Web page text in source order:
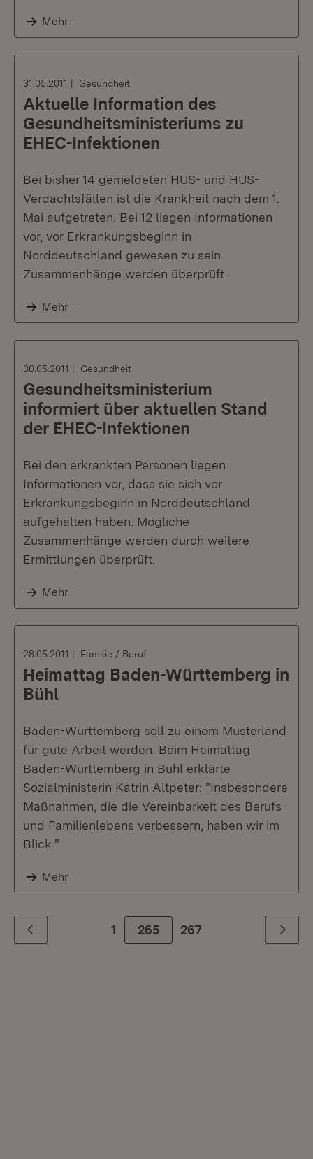
Mehr
31.05.2011 Gesundheit
Aktuelle Information des
Gesundheitsministeriums zu
EHEC-Infektionen
Bei bisher 14 gemeldeten HUS- und HUS-
Verdachtsfällen ist die Krankheit nach dem 1.
Mai aufgetreten. Bei 12 liegen Informationen
vor, vor Erkrankungsbeginn in
Norddeutschland gewesen zu sein.
Zusammenhänge werden überprüft.
Mehr
30.05.2011 Gesundheit
Gesundheitsministerium
informiert über aktuellen Stand
der EHEC-Infektionen
Bei den erkrankten Personen liegen
Informationen vor, dass sie sich vor
Erkrankungsbeginn in Norddeutschland
aufgehalten haben. Mögliche
Zusammenhänge werden durch weitere
Ermittlungen überprüft.
Mehr
28.05.2011 Familie / Beruf
Heimattag Baden-Württemberg in
Bühl
Baden-Württemberg soll zu einem Musterland
für gute Arbeit werden. Beim Heimattag
Baden-Württemberg in Bühl erklärte
Sozialministerin Katrin Altpeter: "Insbesondere
Maßnahmen, die die Vereinbarkeit des Berufs-
und Familienlebens verbessern, haben wir im
Blick."
Mehr
Zurück 1 265 267 Weiter